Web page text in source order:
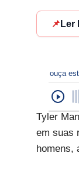
📌 Ler
ouça
Tyler
em suas
homens,